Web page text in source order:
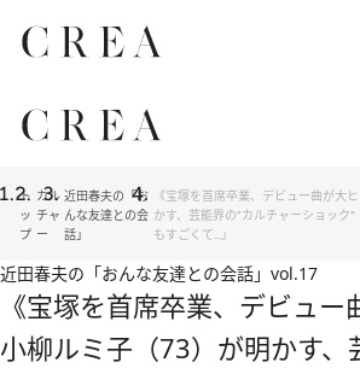
ト
ッ
プ
カル
チャ
ー
近田春夫の「お
んな友達との会
話」
《宝塚を首席卒業、デビュー曲が大
かす、芸能界の“カルチャーショック
もすごくて…」
近田春夫の「おんな友達との会話」 vol.17
《宝塚を首席卒業、デビュー
小柳ルミ子（73）が明かす、